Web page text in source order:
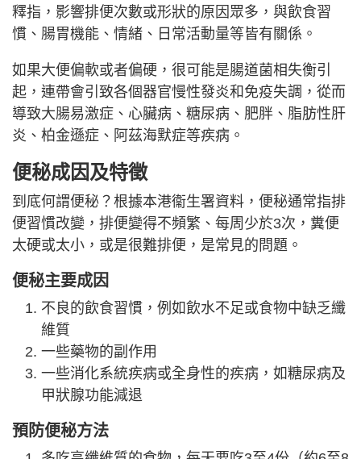
釋指，影響排便次數或形狀的原因眾多，與飲食習
慣、腸胃機能、情緒、日常活動量等皆有關係。
如果大便偏軟或者偏硬，很可能是腸道菌相失衡引
起，連帶會引致各個器官慢性發炎和免疫失調，從而
導致大腸易激症、心臟病、糖尿病、肥胖、脂肪性肝
炎、柏金遜症、阿茲海默症等疾病。
便秘成因及特徵
到底何謂便秘？根據本港衞生署資料，便秘通常指排
便習慣改變，排便變得不頻繁、每周少於3次，糞便
太硬或太小，或是很難排便，是常見的問題。
便秘主要成因
不良的飲食習慣，例如飲水不足或食物中缺乏纖
維質
一些藥物的副作用
一些消化系統疾病或全身性的疾病，如糖尿病及
甲狀腺功能減退
預防便秘方法